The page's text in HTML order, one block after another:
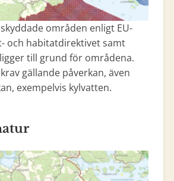
områden enligt EU-
och habitatdirektivet samt
till grund för områdena.
gällande påverkan, även
exempelvis kylvatten.